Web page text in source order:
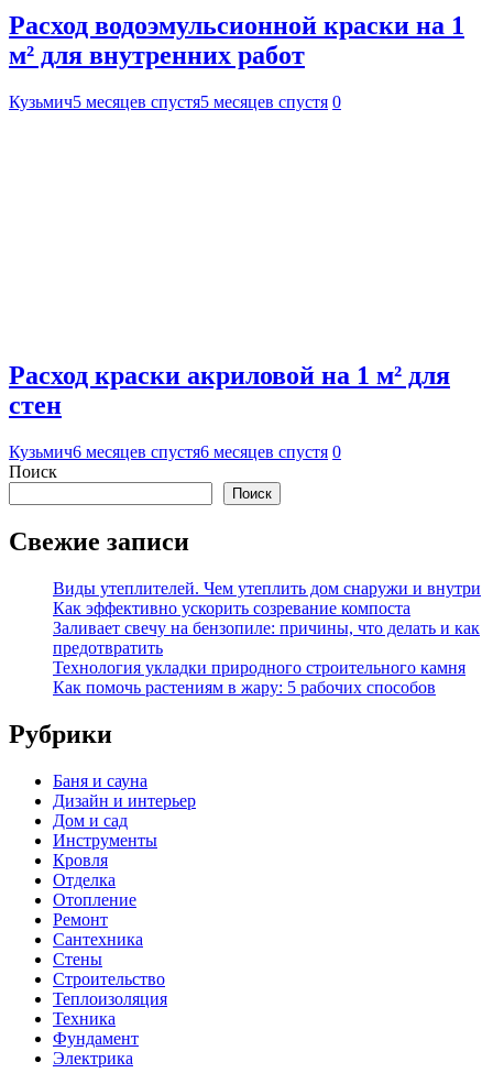
Расход водоэмульсионной краски на 1
м² для внутренних работ
Кузьмич5 месяцев спустя5 месяцев спустя 0
Расход краски акриловой на 1 м² для
стен
Кузьмич6 месяцев спустя6 месяцев спустя 0
Поиск
Поиск
Свежие записи
Виды утеплителей. Чем утеплить дом снаружи и внутри
Как эффективно ускорить созревание компоста
Заливает свечу на бензопиле: причины, что делать и как
предотвратить
Технология укладки природного строительного камня
Как помочь растениям в жару: 5 рабочих способов
Рубрики
Баня и сауна
Дизайн и интерьер
Дом и сад
Инструменты
Кровля
Отделка
Отопление
Ремонт
Сантехника
Стены
Строительство
Теплоизоляция
Техника
Фундамент
Электрика